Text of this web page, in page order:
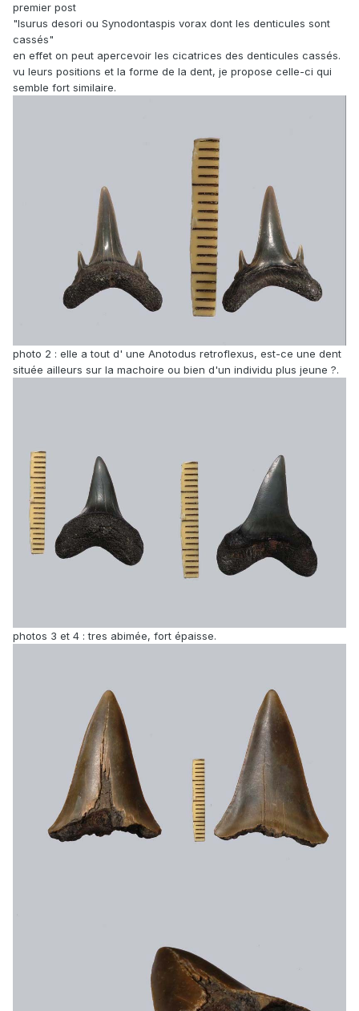
premier post
"Isurus desori ou Synodontaspis vorax dont les denticules sont
cassés"
en effet on peut apercevoir les cicatrices des denticules cassés.
vu leurs positions et la forme de la dent, je propose celle-ci qui
semble fort similaire.
photo 2 : elle a tout d' une Anotodus retroflexus, est-ce une dent
située ailleurs sur la machoire ou bien d'un individu plus jeune ?.
photos 3 et 4 : tres abimée, fort épaisse.